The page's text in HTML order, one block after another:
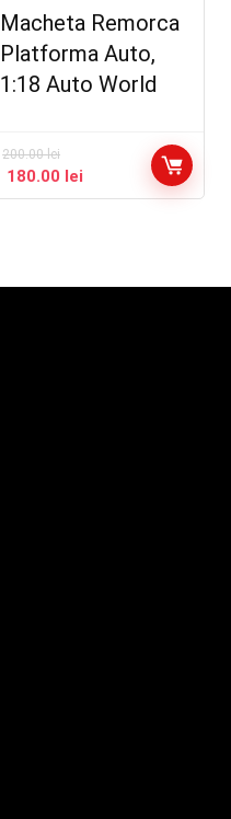
Macheta Remorca
Platforma Auto,
1:18 Auto World
200.00lei
180.00 lei